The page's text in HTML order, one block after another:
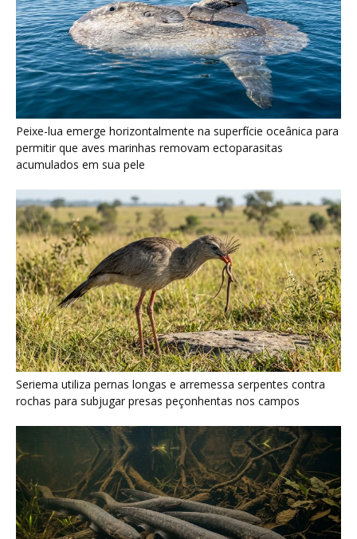
Seriema utiliza pernas longas e arremessa serpentes contra
rochas para subjugar presas peçonhentas nos campos
Poraquê sincroniza descargas elétricas em grupo para
amplificar campo elétrico e atordoar cardumes de peixes
maiores na Amazônia